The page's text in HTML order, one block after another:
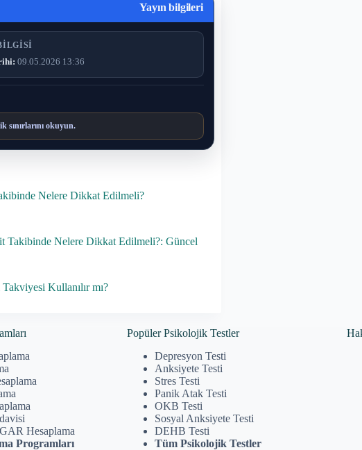
Yayın bilgileri
09.05.2026 13:36
sınırlarını okuyun.
Nelere Dikkat Edilmeli?
Takibinde Nelere Dikkat Edilmeli?: Güncel
Kullanılır mı?
Hesaplama
Programları
Popüler Psikolojik Testler
Depresyon Testi
Anksiyete Testi
Stres Testi
Panik Atak Testi
OKB Testi
Sosyal Anksiyete Testi
DEHB Testi
Tüm Psikolojik Testler